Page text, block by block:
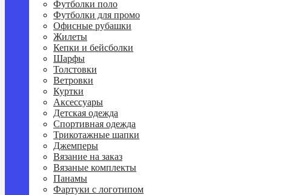
Футболки поло
Футболки для промо
Офисные рубашки
Жилеты
Кепки и бейсболки
Шарфы
Толстовки
Ветровки
Куртки
Аксессуары
Детская одежда
Спортивная одежда
Трикотажные шапки
Джемперы
Вязание на заказ
Вязаные комплекты
Панамы
Фартуки с логотипом